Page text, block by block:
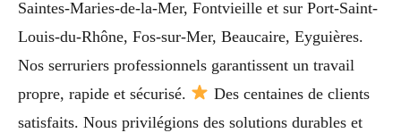
Saintes-Maries-de-la-Mer, Fontvieille et sur Port-Saint-
Louis-du-Rhône, Fos-sur-Mer, Beaucaire, Eyguières.
Nos serruriers professionnels garantissent un travail
propre, rapide et sécurisé.
Des centaines de clients
satisfaits. Nous privilégions des solutions durables et